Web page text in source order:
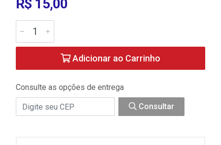
R$ 15,00
Adicionar ao Carrinho
Consulte as opções de entrega
Consultar